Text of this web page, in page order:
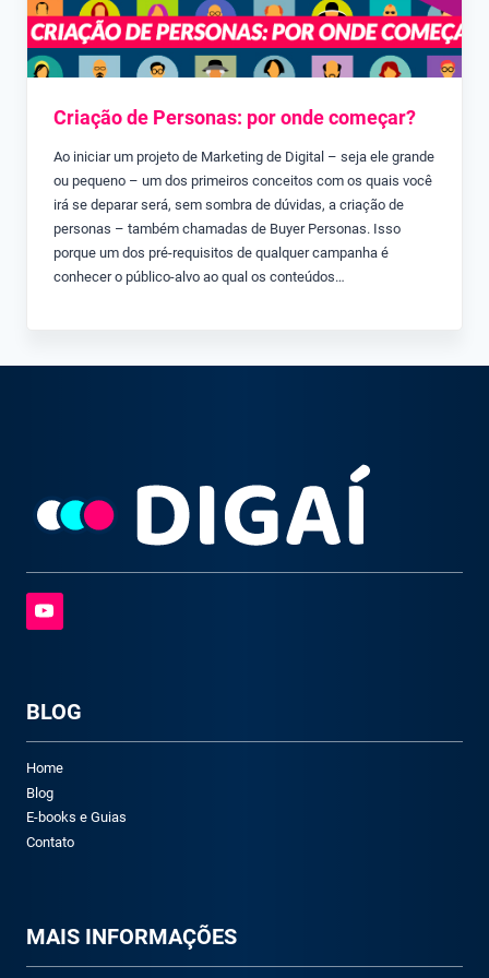
Criação de Personas: por onde começar?
Ao iniciar um projeto de Marketing de Digital – seja ele grande
ou pequeno – um dos primeiros conceitos com os quais você
irá se deparar será, sem sombra de dúvidas, a criação de
personas – também chamadas de Buyer Personas. Isso
porque um dos pré-requisitos de qualquer campanha é
conhecer o público-alvo ao qual os conteúdos…
BLOG
Home
Blog
E-books e Guias
Contato
MAIS INFORMAÇÕES